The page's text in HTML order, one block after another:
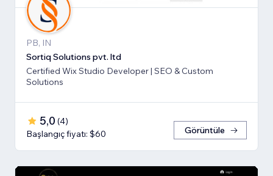
PB, IN
Sortiq Solutions pvt. ltd
Certified Wix Studio Developer | SEO & Custom
Solutions
5,0 (4)
Başlangıç fiyatı: $60
Görüntüle